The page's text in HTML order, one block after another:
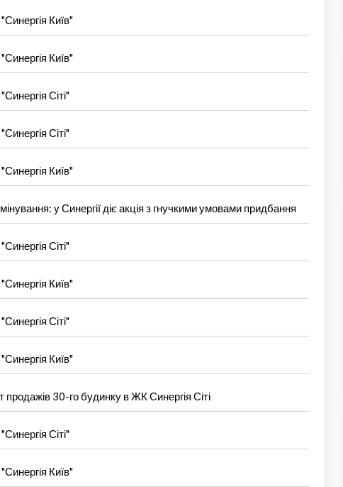
Київ"
Київ"
Сіті"
Сіті"
Київ"
у Синергії діє акція з гнучкими умовами придбання
Сіті"
Київ"
Сіті"
Київ"
30-го будинку в ЖК Синергія Сіті
Сіті"
Київ"